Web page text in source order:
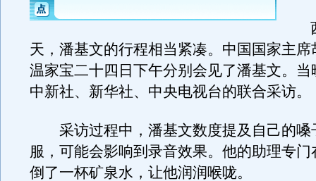
西
天，潘基文的行程相当紧凑。中国国家主席
温家宝二十四日下午分别会见了潘基文。当
中新社、新华社、中央电视台的联合采访。
采访过程中，潘基文数度提及自己的嗓
服，可能会影响到录音效果。他的助理专
倒了一杯矿泉水，让他润润喉咙。